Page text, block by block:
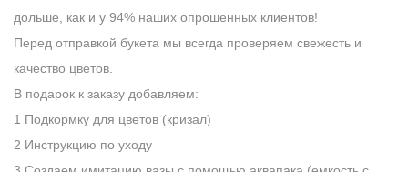
дольше, как и у 94% наших опрошенных клиентов!
Перед отправкой букета мы всегда проверяем свежесть и
качество цветов.
В подарок к заказу добавляем:
1 Подкормку для цветов (кризал)
2 Инструкцию по уходу